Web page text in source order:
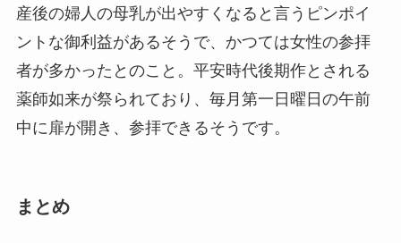
産後の婦人の母乳が出やすくなると言うピンポイ
ントな御利益があるそうで、かつては女性の参拝
者が多かったとのこと。平安時代後期作とされる
薬師如来が祭られており、毎月第一日曜日の午前
中に扉が開き、参拝できるそうです。
まとめ